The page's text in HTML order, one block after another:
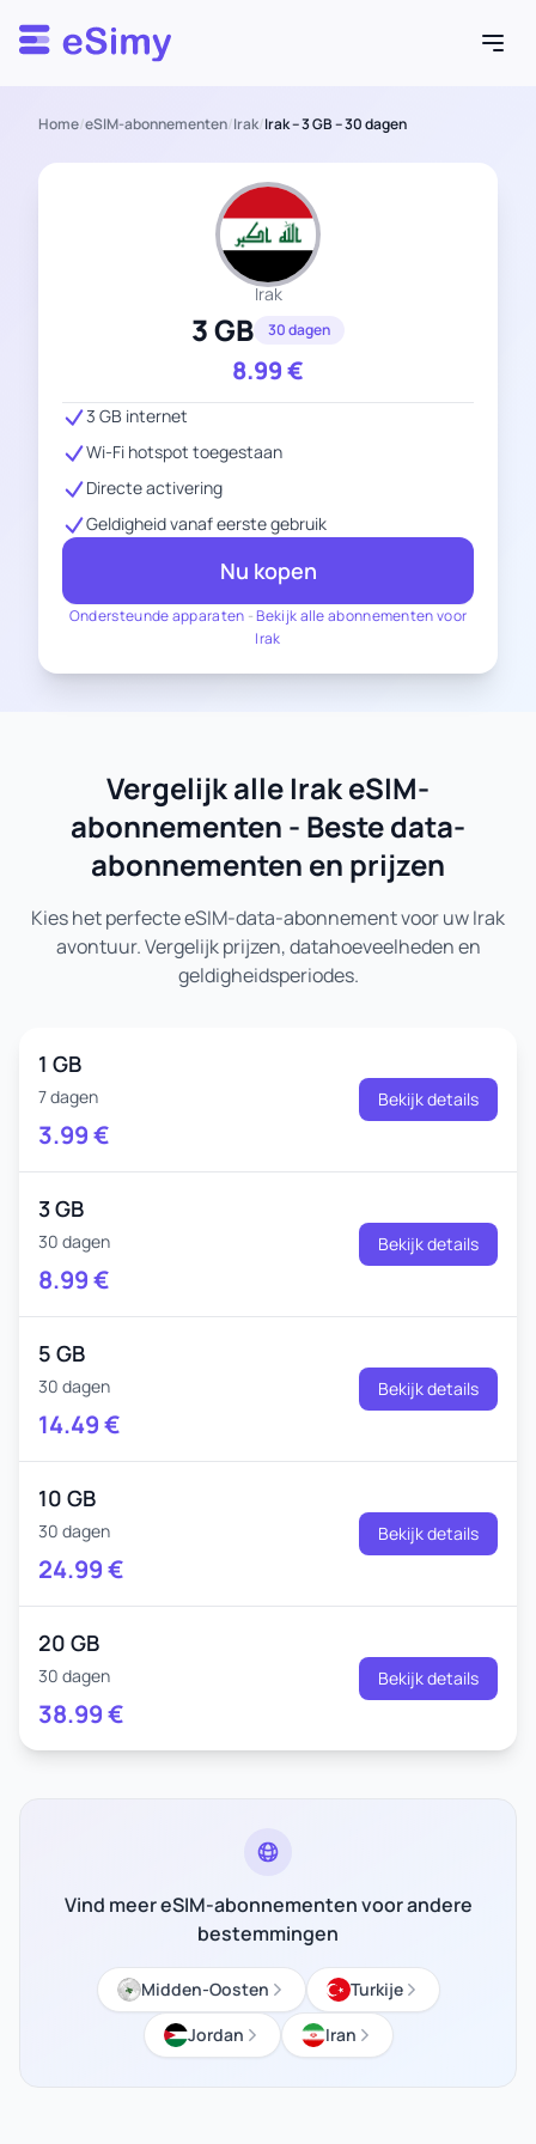
Esimy
Home/eSIM-abonnementen/Irak/Irak – 3 GB – 30 dagen
Irak
3 GB 30 dagen
8.99€
Ondersteunde apparaten -Bekijk alle abonnementen voor
Irak
3 GB internet
Wi-Fi hotspot toegestaan
Directe activering
Geldigheid vanaf eerste gebruik
Nu kopen
Vergelijk alle Irak eSIM-
abonnementen - Beste data-
abonnementen en prijzen
Kies het perfecte eSIM-data-abonnement voor uw Irak
avontuur. Vergelijk prijzen, datahoeveelheden en
geldigheidsperiodes.
1 GB
7 dagen
3.99€
Bekijk details
3 GB
30 dagen
8.99€
Bekijk details
5 GB
30 dagen
14.49€
Bekijk details
10 GB
30 dagen
24.99€
Bekijk details
20 GB
30 dagen
38.99€
Bekijk details
Vind meer eSIM-abonnementen voor andere
bestemmingen
Midden-Oosten
Turkije
Jordan
Iran